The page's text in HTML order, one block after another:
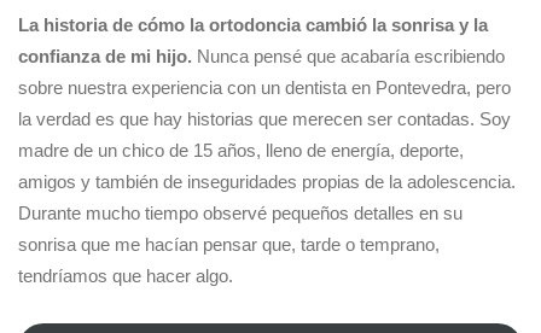
el
miedo
al
dentista”
La historia de cómo la ortodoncia cambió la sonrisa y la
confianza de mi hijo. Nunca pensé que acabaría escribiendo
sobre nuestra experiencia con un dentista en Pontevedra, pero
la verdad es que hay historias que merecen ser contadas. Soy
madre de un chico de 15 años, lleno de energía, deporte,
amigos y también de inseguridades propias de la adolescencia.
Durante mucho tiempo observé pequeños detalles en su
sonrisa que me hacían pensar que, tarde o temprano,
tendríamos que hacer algo.